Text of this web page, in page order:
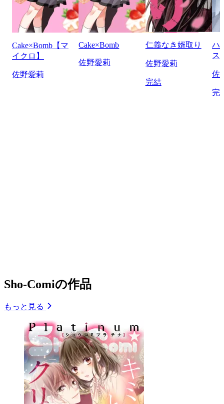
Cake×Bomb【マ
イクロ】
佐野愛莉
Cake×Bomb
佐野愛莉
仁義なき婿取り
佐野愛莉
完結
ハ
ス
佐
完
Sho-Comiの作品
もっと見る